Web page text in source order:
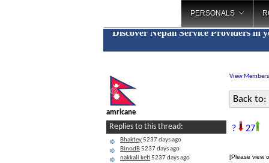
PERSONALS
Discover Nepali Service Providers in
amricane
Replies to this thread:
Bhaktey5237 days ago
BinodB5237 days ago
nakkali keti5237 days ago
View Members
Back to:
? 27
[Please view